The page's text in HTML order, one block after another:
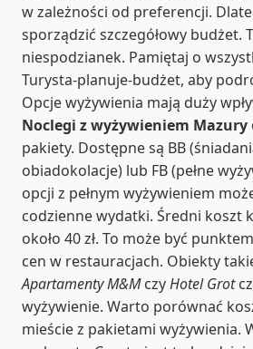
w zależności od preferencji.
sporządzić szczegółowy budżet.
niespodzianek. Pamiętaj o
Turysta-planuje-budżet, aby
Opcje wyżywienia mają duży
Noclegi z wyżywieniem Mazury
pakiety. Dostępne są BB
obiadokolacje) lub FB (pełne
opcji z pełnym wyżywieniem
codzienne wydatki. Średni koszt
około 40 zł. To może być
cen w restauracjach. Obiekty
Apartamenty M&MczyHotel Grot
wyżywienie. Warto porównać
mieście z pakietami wyżywienia.